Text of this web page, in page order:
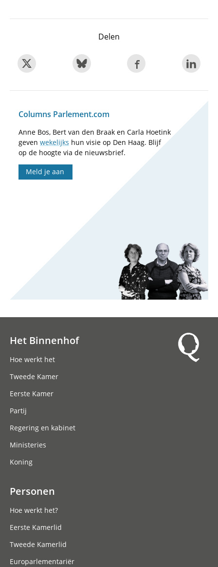
Delen
Columns Parlement.com
Anne Bos, Bert van den Braak en Carla Hoetink
geven wekelijks hun visie op Den Haag. Blijf
op de hoogte via de nieuwsbrief.
Meld je aan
Het Binnenhof
Hoe werkt het
Tweede Kamer
Eerste Kamer
Partij
Regering en kabinet
Ministeries
Koning
Personen
Hoe werkt het?
Eerste Kamerlid
Tweede Kamerlid
Europarlementariër